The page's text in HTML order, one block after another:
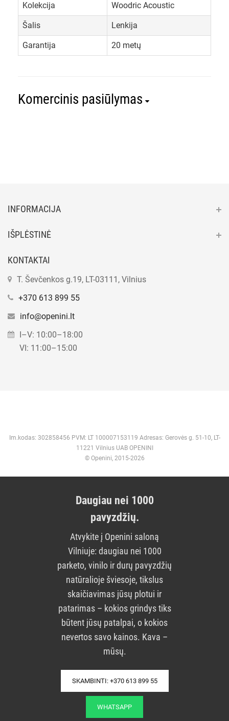
Kolekcija
Woodric Acoustic
Šalis Lenkija
Garantija 20 metų
Komercinis pasiūlymas
INFORMACIJA
IŠPLĖSTINĖ
KONTAKTAI
T. Ševčenkos g.19, LT-03111, Vilnius
+370 613 899 55
info@openini.lt
I–V: 10:00–18:00
VI: 11:00–15:00
Im.kodas: 302858456 PVM: LT 100007153119 Adresas: Gerovės g. 51-10, LT-
11221 Vilnius UAB OPENINI
© Openini, 2015-2026
Daugiau nei 1000
pavyzdžių.
Atvykite į Openini saloną
Vilniuje: daugiau nei 1000
parketo, vinilo ir durų pavyzdžių
natūralioje šviesoje, tikslus
skaičiavimas jūsų plotui ir
patarimas – kokios grindys tiks
būtent jūsų patalpai, o kokios
nevertos savo kainos. Kava –
mūsų.
SKAMBINTI: +370 613 899 55
WHATSAPP